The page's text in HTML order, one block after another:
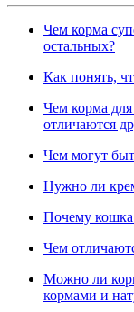
Чем корма
остальных?
Как понять,
Чем корма
отличаются
Чем могут
Нужно ли
Почему кошка
Чем
Можно ли
кормами и